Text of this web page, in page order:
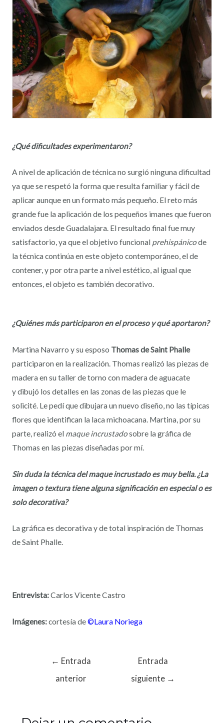
¿Qué dificultades experimentaron?
A nivel de aplicación de técnica no surgió ninguna dificultad
ya que se respetó la forma que resulta familiar y fácil de
aplicar aunque en un formato más pequeño. El reto más
grande fue la aplicación de los pequeños imanes que fueron
enviados desde Guadalajara. El resultado final fue muy
satisfactorio, ya que el objetivo funcional prehispánicode
la técnica continúa en este objeto contemporáneo, el de
contener, y por otra parte a nivel estético, al igual que
entonces, el objeto es también decorativo.
¿Quiénes más participaron en el proceso y qué aportaron?
Martina Navarro y su esposo Thomas de Saint Phalle
participaron en la realización. Thomas realizó las piezas de
madera en su taller de torno con madera de aguacate
y dibujó los detalles en las zonas de las piezas que le
solicité. Le pedí que dibujara un nuevo diseño, no las típicas
flores que identifican la laca michoacana. Martina, por su
parte, realizó el maque incrustadosobre la gráfica de
Thomas en las piezas diseñadas por mí.
Sin duda la técnica del maque incrustado es muy bella. ¿La
imagen o textura tiene alguna significación en especial o es
solo decorativa?
La gráfica es decorativa y de total inspiración de Thomas
de Saint Phalle.
Entrevista:Carlos Vicente Castro
Imágenes:cortesía de©Laura Noriega
← Entrada
anterior
Entrada
siguiente →